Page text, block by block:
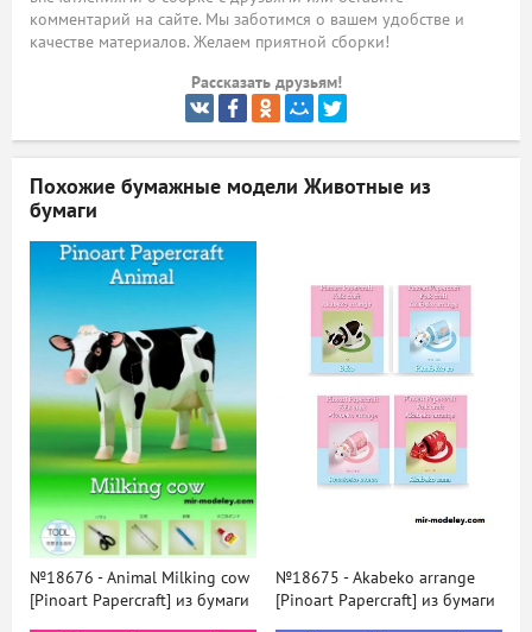
комментарий на сайте. Мы заботимся о вашем удобстве и
качестве материалов. Желаем приятной сборки!
Рассказать друзьям!
Похожие бумажные модели Животные из
бумаги
№18676 - Animal Milking cow
[Pinoart Papercraft] из бумаги
№18675 - Akabeko arrange
[Pinoart Papercraft] из бумаги